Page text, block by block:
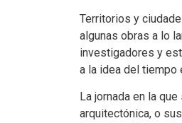
Territorios y
algunas obras a lo
investigadores y
a la idea del tiempo
La jornada en la
arquitectónica, o